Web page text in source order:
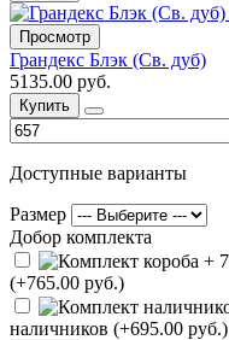
Просмотр
Грандекс Блэк (Св. дуб)
5135.00 руб.
Купить
Доступные варианты
Размер
Добор комплекта
(+765.00 руб.)
наличников (+695.00 руб.)